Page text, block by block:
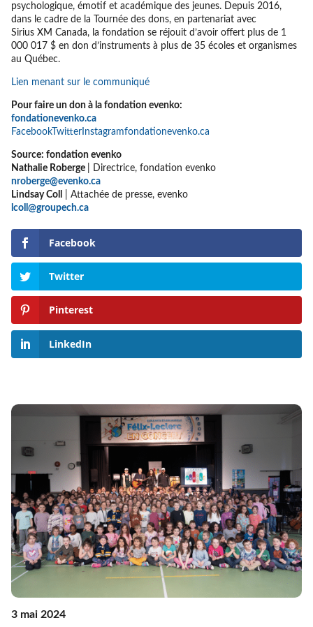
psychologique, émotif et académique des jeunes. Depuis 2016,
dans le cadre de la Tournée des dons, en partenariat avec
Sirius XM Canada, la fondation se réjouit d’avoir offert plus de 1
000 017 $ en don d’instruments à plus de 35 écoles et organismes
au Québec.
Lien menant sur le communiqué
Pour faire un don à la fondation evenko:
fondationevenko.ca
FacebookTwitterInstagramfondationevenko.ca
Source: fondation evenko
Nathalie Roberge
| Directrice, fondation evenko
nroberge@evenko.ca
Lindsay Coll
| Attachée de presse, evenko
lcoll@groupech.ca
Facebook
Twitter
Pinterest
LinkedIn
3 mai 2024